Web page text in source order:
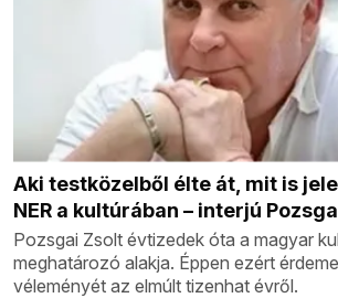
Aki testközelből élte át, mit is
NER a kultúrában – interjú
Pozsgai Zsolt évtizedek óta a magyar
meghatározó alakja. Éppen ezért
véleményét az elmúlt tizenhat évről.